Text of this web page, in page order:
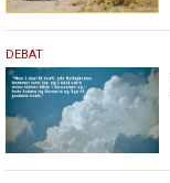
13.
maj
2026
DEBAT